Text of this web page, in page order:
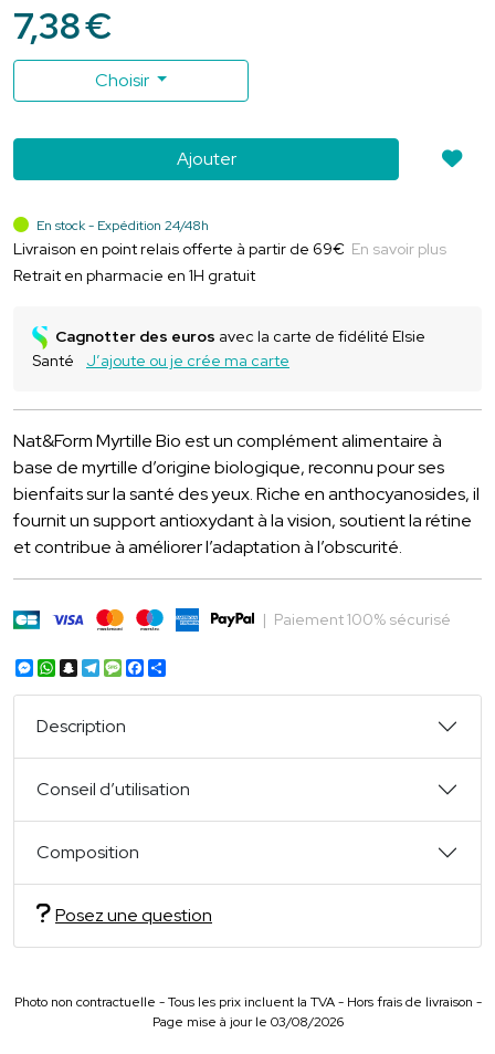
7,38€
Soit /unité
Ajouter
Choisir
En stock - Expédition 24/48h
Livraison en point relais offerte à partir de 69€ En savoir plus
Retrait en pharmacie en 1H gratuit
Cagnotter des euros avec la carte de fidélité Elsie
Santé
J’ajoute ou je crée ma carte
Nat&Form Myrtille Bio est un complément alimentaire à
base de myrtille d’origine biologique, reconnu pour ses
bienfaits sur la santé des yeux. Riche en anthocyanosides, il
fournit un support antioxydant à la vision, soutient la rétine
et contribue à améliorer l’adaptation à l’obscurité.
| Paiement 100% sécurisé
Messenger
WhatsApp
Snapchat
Telegram
Message
Facebook
Description
Conseil d’utilisation
Composition
Posez une question
Photo non contractuelle - Tous les prix incluent la TVA - Hors frais de livraison -
Page mise à jour le 03/08/2026